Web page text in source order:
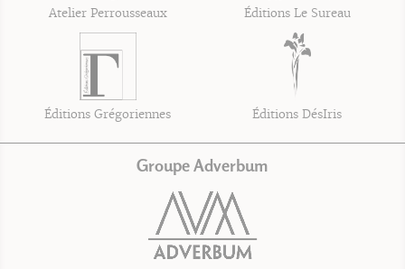
Atelier Perrousseaux Éditions Le Sureau
Éditions Grégoriennes Éditions DésIris
Groupe Adverbum